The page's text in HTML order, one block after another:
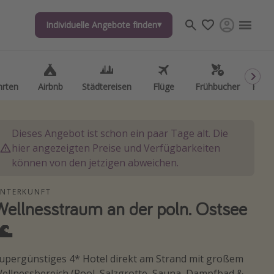
Individuelle Angebote finden
Airbnb Städtereisen Flüge Frühbucher
Individuelle Angebote finden
Airbnb Städtereisen Flüge Frühbucher
Dieses Angebot ist schon ein paar Tage alt. Die
hier angezeigten Preise und Verfügbarkeiten
können von den jetzigen abweichen.
an der poln. Ostsee
4* Hotel direkt am Strand mit großem